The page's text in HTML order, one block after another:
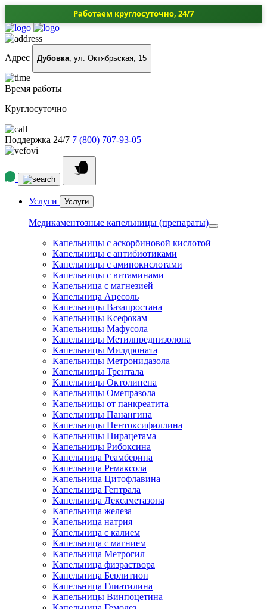
Работаем круглосуточно, 24/7
Адрес Дубовка, ул. Октябрьская, 15
Время работы
Круглосуточно
Поддержка 24/7 7 (800) 707-93-05
Услуги Услуги
Медикаментозные капельницы (препараты)
Капельницы с аскорбиновой кислотой
Капельницы с антибиотиками
Капельницы с аминокислотами
Капельницы с витаминами
Капельница с магнезией
Капельница Ацесоль
Капельницы Вазапростана
Капельницы Ксефокам
Капельницы Мафусола
Капельницы Метилпреднизолона
Капельницы Милдроната
Капельницы Метронидазола
Капельницы Трентала
Капельницы Октолипена
Капельницы Омепразола
Капельницы от панкреатита
Капельницы Панангина
Капельницы Пентоксифиллина
Капельницы Пирацетама
Капельницы Рибоксина
Капельница Реамберина
Капельница Ремаксола
Капельница Цитофлавина
Капельница Гептрала
Капельница Дексаметазона
Капельница железа
Капельница натрия
Капельница с калием
Капельница с магнием
Капельница Метрогил
Капельница физраствора
Капельница Берлитион
Капельница Глиатилина
Капельницы Винпоцетина